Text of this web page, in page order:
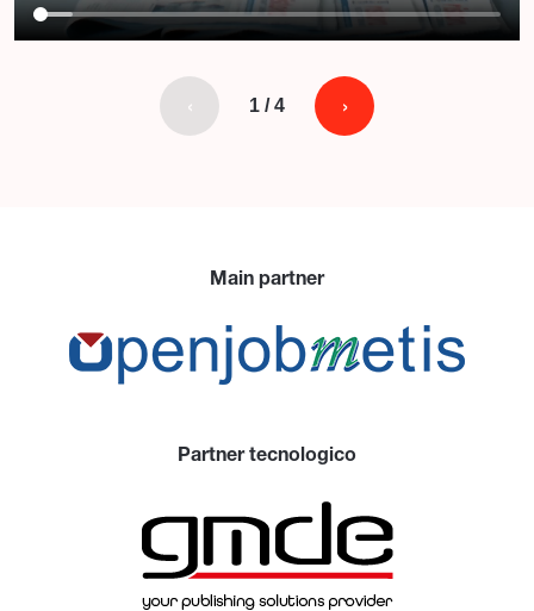
‹ 1 / 4 ›
Main partner
Partner tecnologico